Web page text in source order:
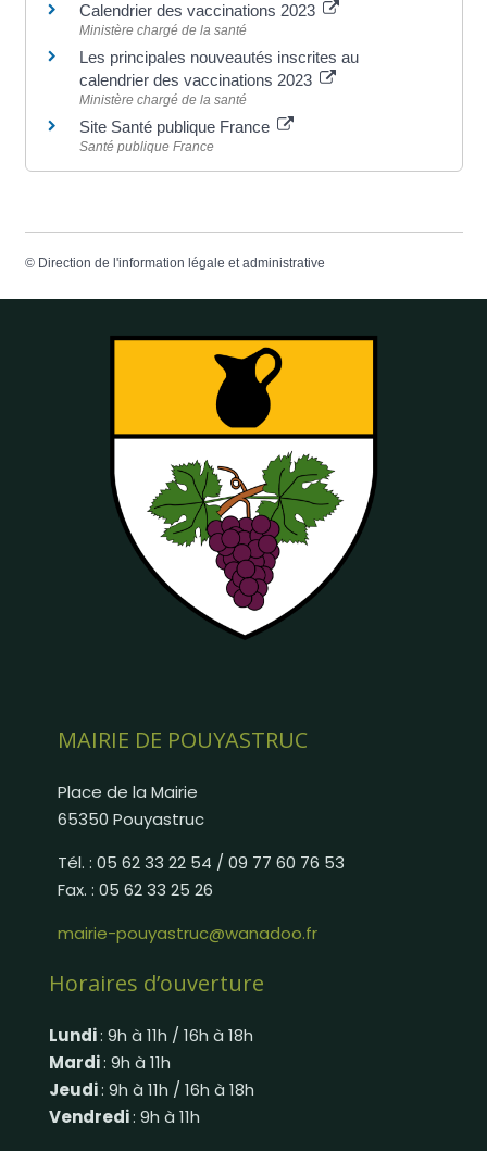
Calendrier des vaccinations 2023
Ministère chargé de la santé
Les principales nouveautés inscrites au
calendrier des vaccinations 2023
Ministère chargé de la santé
Site Santé publique France
Santé publique France
© Direction de l'information légale et administrative
MAIRIE DE POUYASTRUC
Place de la Mairie
65350 Pouyastruc
Tél. : 05 62 33 22 54 / 09 77 60 76 53
Fax. : 05 62 33 25 26
mairie-pouyastruc@wanadoo.fr
Horaires d’ouverture
Lundi: 9h à 11h / 16h à 18h
Mardi: 9h à 11h
Jeudi: 9h à 11h / 16h à 18h
Vendredi: 9h à 11h